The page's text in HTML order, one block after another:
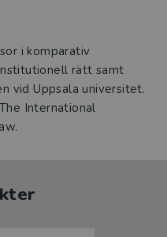
i komparativ
rätt samt
vid Uppsala universitet.
International